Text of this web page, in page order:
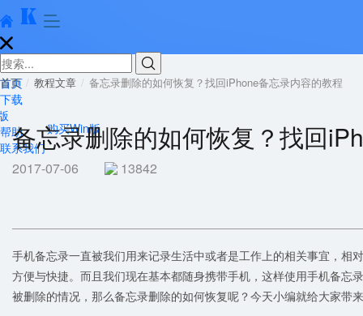
  


首页
下载
购买Win版
帮助
联系我们
首页 教程文章 备忘录删除的如何恢复？找回iPhone备忘录内容的教程
备忘录删除的如何恢复？找回
2017-07-06 13842
手机备忘录一直被我们用来记录生活中或者是工作上的相关事宜，相
方便与快捷。而且我们现在基本都随身携带手机，这样使用手机备忘
被删除的情况，那么备忘录删除的如何恢复呢？今天小编就给大家带